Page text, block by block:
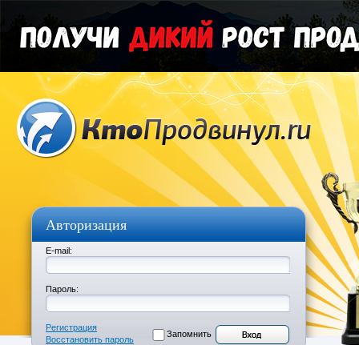
Авторизация
E-mail:
Пароль:
Регистрация
Восстановить пароль
Запомнить